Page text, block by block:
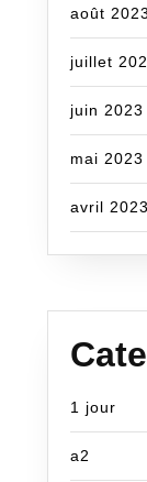
août 2023
juillet
juin 2023
mai 2023
avril 2023
1 jour
a2